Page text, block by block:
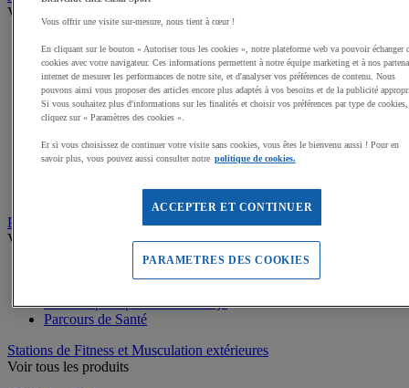
Voir tous les produits
Dalles amortissantes Jeux extérieurs
Jeux sur ressort
Balançoires
Cabanes
Jeux de grimpe, filets
Panneaux d'informations
Structures de jeux enfants
Jeux rotatifs, équilibre
Parcours sportif
Voir tous les produits
Matériel pour parcours de Ninja
Parcours de Santé
Stations de Fitness et Musculation extérieures
Voir tous les produits
Vous offrir une visite sur-mesure, nous tient à cœur !
En cliquant sur le bouton « Autoriser tous les cookies », notre plateforme web va pouvoir échanger
cookies avec votre navigateur. Ces informations permettent à notre équipe marketing et à nos
internet de mesurer les performances de notre site, et d'analyser vos préférences de contenu. Nous
pouvons ainsi vous proposer des articles encore plus adaptés à vos besoins et de la publicité
Si vous souhaitez plus d'informations sur les finalités et choisir vos préférences par type de cookies,
cliquez sur « Paramètres des cookies ».
Et si vous choisissez de continuer votre visite sans cookies, vous êtes le bienvenu aussi ! Pour en
savoir plus, vous pouvez aussi consulter notre politique de cookies.
ACCEPTER ET CONTINUER
PARAMETRES DES COOKIES